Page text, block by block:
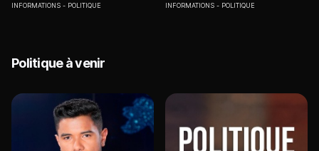
INFORMATIONS POLITIQUE INFORMATIONS POLITIQUE
Politique à venir